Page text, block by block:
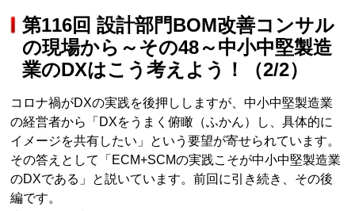
第116回 設計部門BOM改善コンサル
の現場から～その48～中小中堅製造
業のDXはこう考えよう！（2/2）
コロナ禍がDXの実践を後押ししますが、中小中堅製造業
の経営者から「DXをうまく俯瞰（ふかん）し、具体的に
イメージを共有したい」という要望が寄せられています。
その答えとして「ECM+SCMの実践こそが中小中堅製造業
のDXである」と説いています。前回に引き続き、その後
編です。